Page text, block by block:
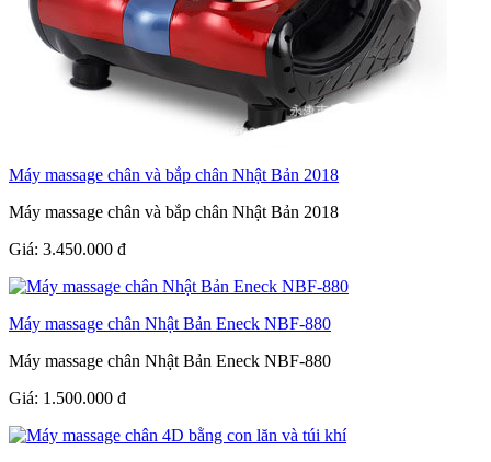
Máy massage chân và bắp chân Nhật Bản 2018
Máy massage chân và bắp chân Nhật Bản 2018
Giá: 3.450.000 đ
Máy massage chân Nhật Bản Eneck NBF-880
Máy massage chân Nhật Bản Eneck NBF-880
Giá: 1.500.000 đ